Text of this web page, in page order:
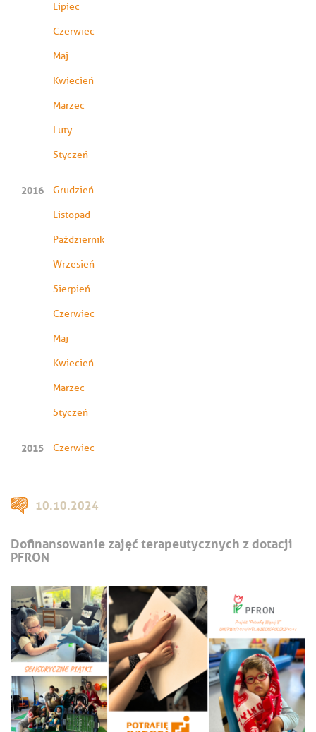
Lipiec
Czerwiec
Maj
Kwiecień
Marzec
Luty
Styczeń
2016 Grudzień
Listopad
Październik
Wrzesień
Sierpień
Czerwiec
Maj
Kwiecień
Marzec
Styczeń
2015 Czerwiec
10.10.2024
Dofinansowanie zajęć terapeutycznych z dotacji
PFRON